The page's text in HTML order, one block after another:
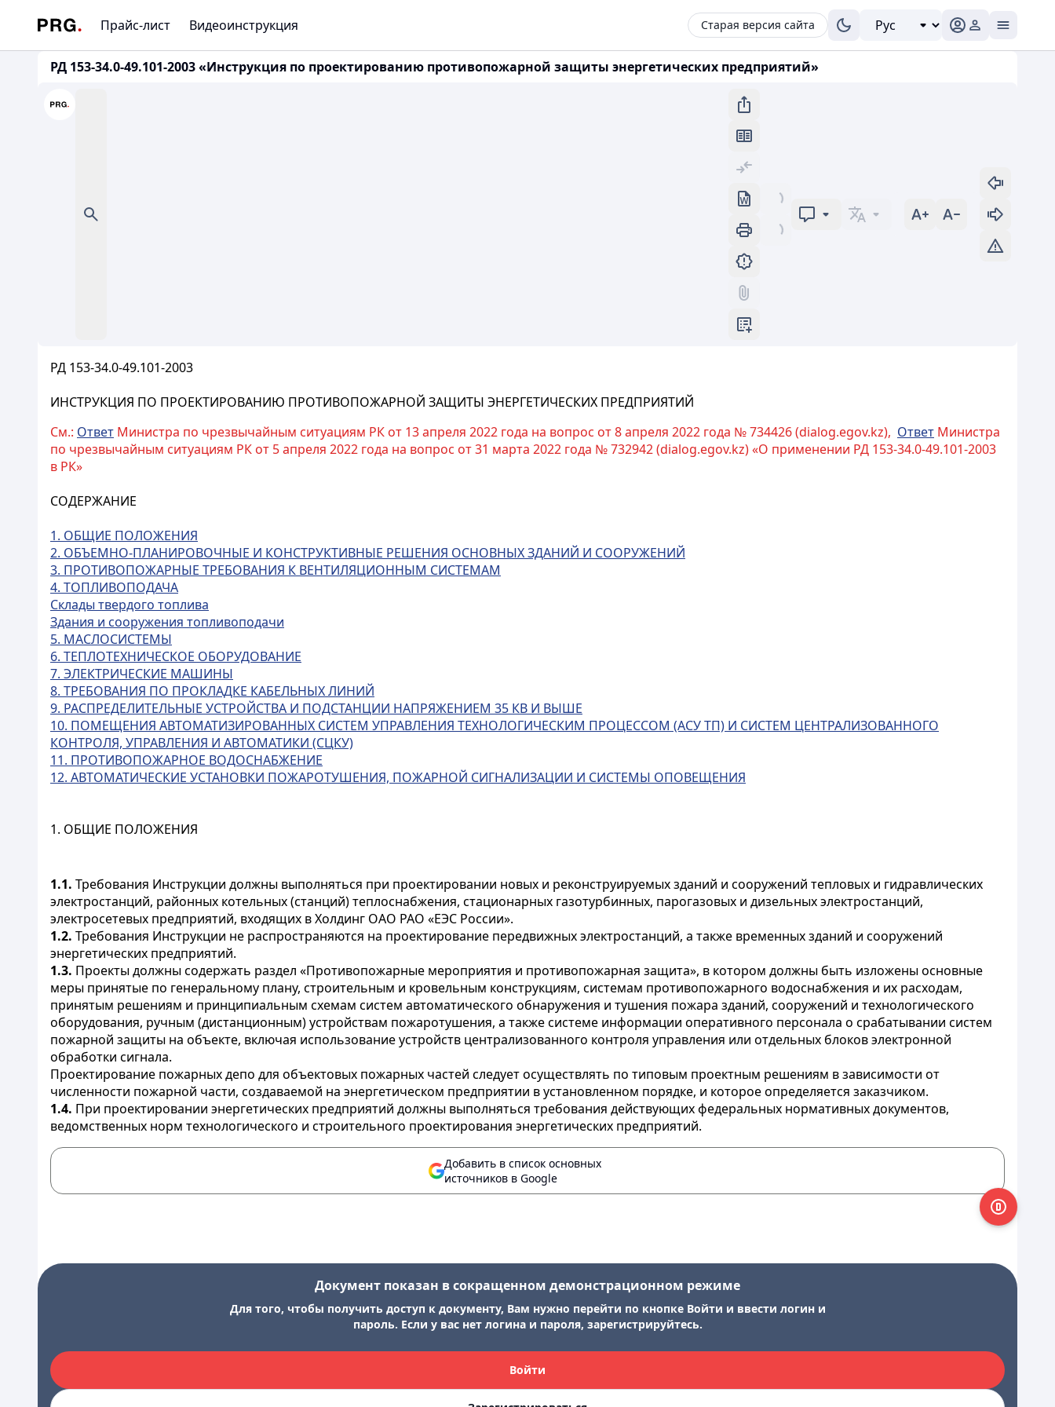
Прайс-лист Видеоинструкция Старая версия сайта
РД 153-34.0-49.101-2003 «Инструкция по проектированию противопожарной защиты энергетических предприятий»
РД 153-34.0-49.101-2003
ИНСТРУКЦИЯ ПО ПРОЕКТИРОВАНИЮ ПРОТИВОПОЖАРНОЙ ЗАЩИТЫ ЭНЕРГЕТИЧЕСКИХ ПРЕДПРИЯТИЙ
См.: Ответ Министра по чрезвычайным ситуациям РК от 13 апреля 2022 года на вопрос от 8 апреля 2022 года № 734426 (dialog.egov.kz), Ответ Министра
по чрезвычайным ситуациям РК от 5 апреля 2022 года на вопрос от 31 марта 2022 года № 732942 (dialog.egov.kz) «О применении РД 153-34.0-49.101-2003
в РК»
СОДЕРЖАНИЕ
1. ОБЩИЕ ПОЛОЖЕНИЯ
2. ОБЪЕМНО-ПЛАНИРОВОЧНЫЕ И КОНСТРУКТИВНЫЕ РЕШЕНИЯ ОСНОВНЫХ ЗДАНИЙ И СООРУЖЕНИЙ
3. ПРОТИВОПОЖАРНЫЕ ТРЕБОВАНИЯ К ВЕНТИЛЯЦИОННЫМ СИСТЕМАМ
4. ТОПЛИВОПОДАЧА
Склады твердого топлива
Здания и сооружения топливоподачи
5. МАСЛОСИСТЕМЫ
6. ТЕПЛОТЕХНИЧЕСКОЕ ОБОРУДОВАНИЕ
7. ЭЛЕКТРИЧЕСКИЕ МАШИНЫ
8. ТРЕБОВАНИЯ ПО ПРОКЛАДКЕ КАБЕЛЬНЫХ ЛИНИЙ
9. РАСПРЕДЕЛИТЕЛЬНЫЕ УСТРОЙСТВА И ПОДСТАНЦИИ НАПРЯЖЕНИЕМ 35 КВ И ВЫШЕ
10. ПОМЕЩЕНИЯ АВТОМАТИЗИРОВАННЫХ СИСТЕМ УПРАВЛЕНИЯ ТЕХНОЛОГИЧЕСКИМ ПРОЦЕССОМ (АСУ ТП) И СИСТЕМ ЦЕНТРАЛИЗОВАННОГО
КОНТРОЛЯ, УПРАВЛЕНИЯ И АВТОМАТИКИ (СЦКУ)
11. ПРОТИВОПОЖАРНОЕ ВОДОСНАБЖЕНИЕ
12. АВТОМАТИЧЕСКИЕ УСТАНОВКИ ПОЖАРОТУШЕНИЯ, ПОЖАРНОЙ СИГНАЛИЗАЦИИ И СИСТЕМЫ ОПОВЕЩЕНИЯ
1. ОБЩИЕ ПОЛОЖЕНИЯ
1.1. Требования Инструкции должны выполняться при проектировании новых и реконструируемых зданий и сооружений тепловых и гидравлических
электростанций, районных котельных (станций) теплоснабжения, стационарных газотурбинных, парогазовых и дизельных электростанций,
электросетевых предприятий, входящих в Холдинг ОАО РАО «ЕЭС России».
1.2. Требования Инструкции не распространяются на проектирование передвижных электростанций, а также временных зданий и сооружений
энергетических предприятий.
1.3. Проекты должны содержать раздел «Противопожарные мероприятия и противопожарная защита», в котором должны быть изложены основные
меры принятые по генеральному плану, строительным и кровельным конструкциям, системам противопожарного водоснабжения и их расходам,
принятым решениям и принципиальным схемам систем автоматического обнаружения и тушения пожара зданий, сооружений и технологического
оборудования, ручным (дистанционным) устройствам пожаротушения, а также системе информации оперативного персонала о срабатывании систем
пожарной защиты на объекте, включая использование устройств централизованного контроля управления или отдельных блоков электронной
обработки сигнала.
Проектирование пожарных депо для объектовых пожарных частей следует осуществлять по типовым проектным решениям в зависимости от
численности пожарной части, создаваемой на энергетическом предприятии в установленном порядке, и которое определяется заказчиком.
1.4. При проектировании энергетических предприятий должны выполняться требования действующих федеральных нормативных документов,
ведомственных норм технологического и строительного проектирования энергетических предприятий.
Добавить в список основных
источников в Google
Документ показан в сокращенном демонстрационном режиме
Для того, чтобы получить доступ к документу, Вам нужно перейти по кнопке Войти и ввести логин и
пароль. Если у вас нет логина и пароля, зарегистрируйтесь.
Войти